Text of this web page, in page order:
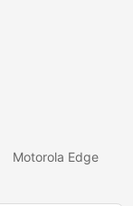
Motorola Edge